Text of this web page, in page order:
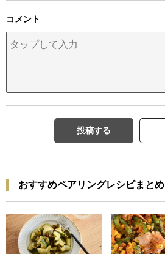
コメント
投稿する
おすすめペアリングレシピまとめ